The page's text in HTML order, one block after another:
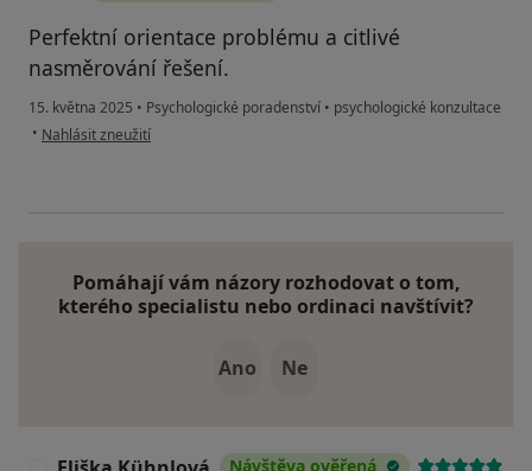
Perfektní orientace problému a citlivé
nasměrování řešení.
15. května 2025 • Psychologické poradenství • psychologické konzultace
• podle názoru uživatele LK
Nahlásit zneužití
Pomáhají vám názory rozhodovat o tom,
kterého specialistu nebo ordinaci navštívit?
Ano Ne
Návštěva ověřená